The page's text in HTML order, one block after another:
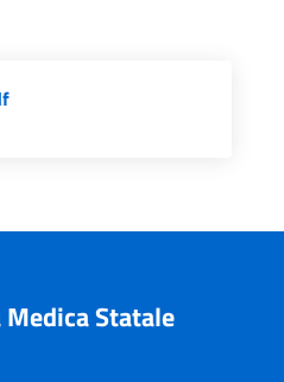
Statale